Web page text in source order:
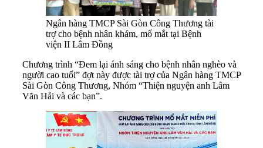
Ngân hàng TMCP Sài Gòn Công Thương tài
trợ cho bệnh nhân khám, mổ mắt tại Bệnh
viện II Lâm Đồng
Chương trình “Đem lại ánh sáng cho bệnh nhân nghèo và
người cao tuổi” đợt này được tài trợ của Ngân hàng TMCP
Sài Gòn Công Thương, Nhóm “Thiện nguyện anh Lâm
Văn Hải và các bạn”.